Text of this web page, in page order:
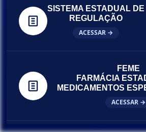
SISTEMA ESTADUAL DE
REGULAÇÃO
ACESSAR →
FEME
FARMÁCIA
MEDICAMENTOS
ACESSAR →